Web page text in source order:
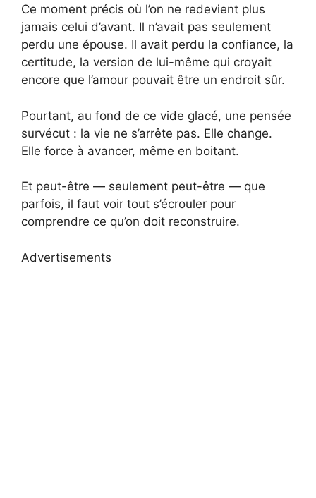
Ce moment précis où l’on ne redevient plus
jamais celui d’avant. Il n’avait pas seulement
perdu une épouse. Il avait perdu la confiance, la
certitude, la version de lui-même qui croyait
encore que l’amour pouvait être un endroit sûr.
Pourtant, au fond de ce vide glacé, une pensée
survécut : la vie ne s’arrête pas. Elle change.
Elle force à avancer, même en boitant.
Et peut-être — seulement peut-être — que
parfois, il faut voir tout s’écrouler pour
comprendre ce qu’on doit reconstruire.
Advertisements